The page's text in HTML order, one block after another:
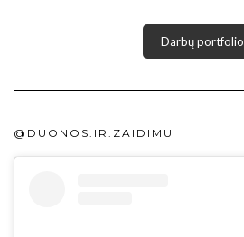
Darbų portfolio
@DUONOS.IR.ZAIDIMU